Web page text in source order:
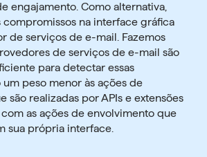
engajamento. Como alternativa,
compromissos na interface gráfica
de serviços de e-mail. Fazemos
de serviços de e-mail são
para detectar essas
peso menor às ações de
são realizadas por APIs e extensões
as ações de envolvimento que
sua própria interface.